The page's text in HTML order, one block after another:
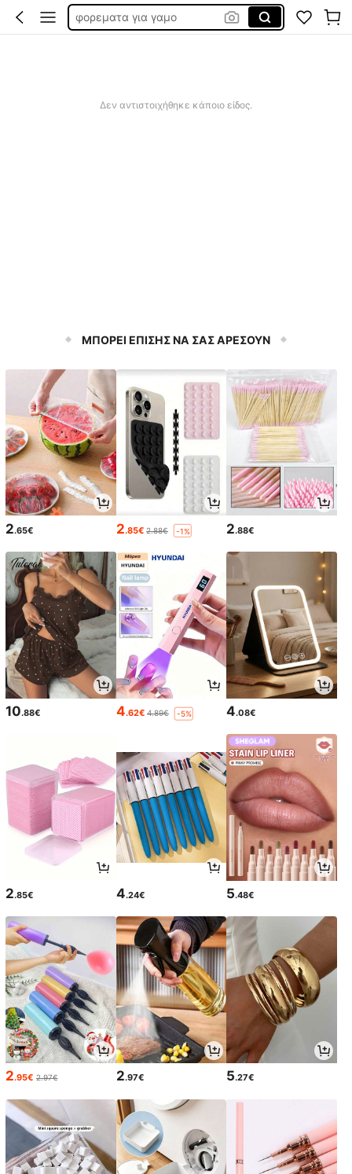
μαγιό
Δεν αντιστοιχήθηκε κάποιο είδος.
ΜΠΟΡΕΙ ΕΠΙΣΗΣ ΝΑ ΣΑΣ ΑΡΕΣΟΥΝ
2.65€ 2.85€ 2.88€ -1% 2.88€
10.88€ 4.62€ 4.89€ -5% 4.08€
2.85€ 4.24€ 5.48€
2.95€ 2.97€ 2.97€ 5.27€